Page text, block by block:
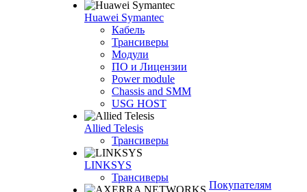
Huawei Symantec
Кабель
Трансиверы
Модули
ПО и Лицензии
Power module
Chassis and SMM
USG HOST
Allied Telesis
Трансиверы
LINKSYS
Трансиверы
Покупателям